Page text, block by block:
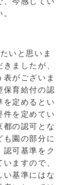
いと思いま
ましたが、
がございま
保育給付の認
を定めるとい
件を定めてい
都の認可とな
も園の部分に
可基準をク
ますので、
い基準にはな